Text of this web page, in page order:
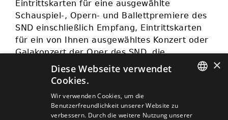
Eintrittskarten für eine ausgewählte
Schauspiel-, Opern- und Ballettpremiere des
SND einschließlich Empfang, Eintrittskarten
für ein von Ihnen ausgewähltes Konzert oder
Galakonzert der Oper des SND, die
Möglichkeit an einer Backstage-Führung
durch das Theater sowie an einer Kostüm-
Sie haben zugleich die Möglichkeit 3x2
Eintrittskarten für eine Begleitveranstaltung
GERMAN
×
Diese Webseite verwendet
Cookies.
Wir verwenden Cookies, um die
Benutzerfreundlichkeit unserer Website zu
verbessern. Durch die weitere Nutzung unserer